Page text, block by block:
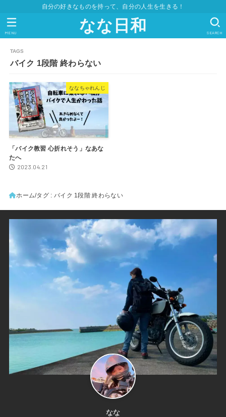
自分の好きなものを持って、自分の人生を生きる！
なな日和 SEARCH
MENU
バイク 1段階 終わらない
ななちゃれんじ
「バイク教習 心折れそう」なあな
たへ
2023.04.21
ホーム タグ : バイク 1段階 終わらない
なな